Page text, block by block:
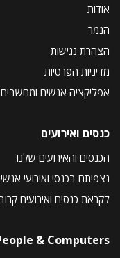
אודות
הנמר
הצהרת נגישות
מדיניות הפרטיות
אפליקציה אנשים ומחשבים
כנסים ואירועים
הכנסים והאירועים שלנו
נצפיתם בכנסי ואירועי
לקראת כנסים ואירועים
& Computers